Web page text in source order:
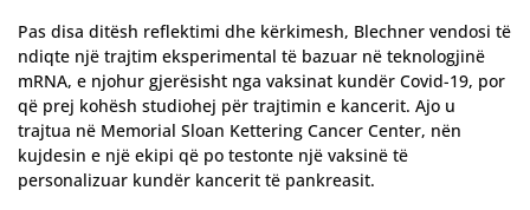
Pas disa ditësh reflektimi dhe kërkimesh, Blechner vendosi të
ndiqte një trajtim eksperimental të bazuar në teknologjinë
mRNA, e njohur gjerësisht nga vaksinat kundër Covid-19, por
që prej kohësh studiohej për trajtimin e kancerit. Ajo u
trajtua në Memorial Sloan Kettering Cancer Center, nën
kujdesin e një ekipi që po testonte një vaksinë të
personalizuar kundër kancerit të pankreasit.